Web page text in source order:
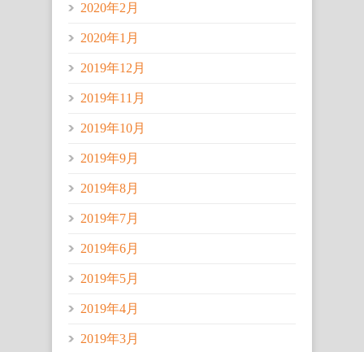
2020年2月
2020年1月
2019年12月
2019年11月
2019年10月
2019年9月
2019年8月
2019年7月
2019年6月
2019年5月
2019年4月
2019年3月